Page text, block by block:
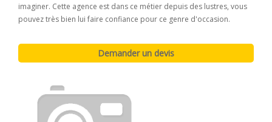
imaginer. Cette agence est dans ce métier depuis des lustres, vous
pouvez très bien lui faire confiance pour ce genre d'occasion.